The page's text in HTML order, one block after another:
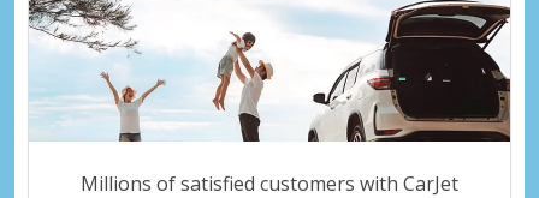
Millions of satisfied customers with CarJet